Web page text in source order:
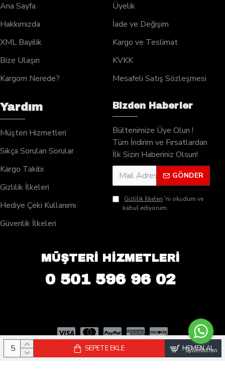
SEPETE EKLE HEMEN AL
Ana Sayfa
Hakkımızda
XML Bayilik
Bize Ulaşın
Kargom Nerede?
Üyelik
İade ve Değişim
Kargo ve Teslimat
KVKK
Mesafeli Satış Sözleşmesi
Yardım
Müşteri Hizmetleri
Sıkça Sorulan Sorular
Kargo Takibi
Gizlilik İlkeleri
Hediye Çeki Kullanımı
Güvenlik İlkeleri
Bizden Haberler
Bültenimize Üye Olun !
Tüm İndirim ve Fırsatlardan
İlk Sizin Haberiniz Olsun!
GÖNDER
Gizlilik İlkeleri 'ni okudum ve
kabul ediyorum.
MÜŞTERİ HİZMETLERİ
0 501 596 96 02